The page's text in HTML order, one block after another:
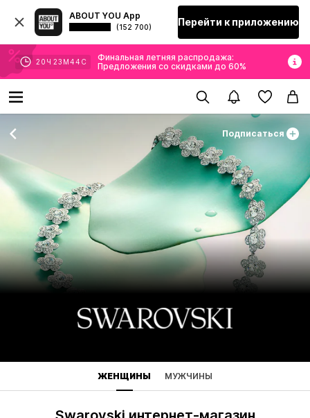
ABOUT YOU App
(152 700) Перейти к приложению
20 Ч 23 М 43 С
Финальная летняя распродажа:
Предложения со скидками до 60%
Подписаться
ЖЕНЩИНЫ МУЖЧИНЫ